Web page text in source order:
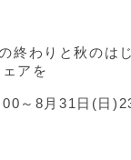
終わりと秋のは
アを
～8月31日(日